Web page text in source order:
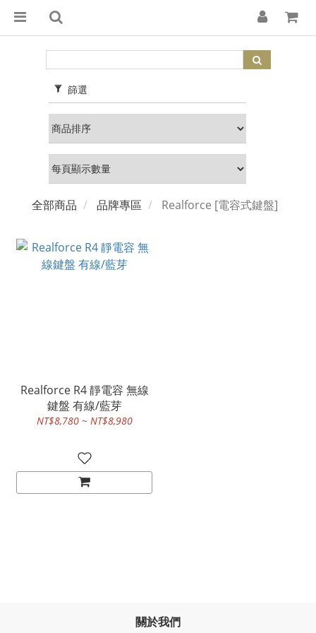
篩選
全部商品 品牌專區 Realforce [電容式鍵盤]
Realforce R4 靜電容 無線
鍵盤 有線/藍芽
NT$8,780 ~ NT$8,980
關於我們